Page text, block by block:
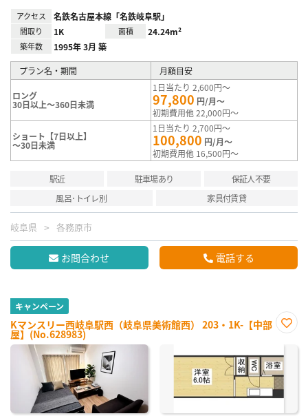
アクセス 名鉄名古屋本線「名鉄岐阜駅」
間取り 1K 面積 24.24m²
築年数 1995年 3月 築
プラン名・期間 月額目安
ロング
30日以上～360日未満
1日当たり 2,600円～
97,800 円/月～
初期費用他 22,000円～
ショート【7日以上】
～30日未満
1日当たり 2,700円～
100,800 円/月～
初期費用他 16,500円～
駅近 駐車場あり
保証人不要
風呂･トイレ別
家具付賃貸
岐阜県 各務原市
お問合わせ 電話する
キャンペーン
Kマンスリー西岐阜駅西（岐阜県美術館西） 203・1K-【中部
屋】(No.628983)
に入
り登
録